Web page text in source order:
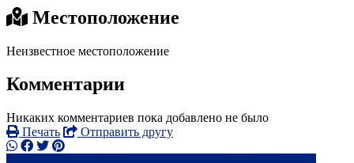
Местоположение
Неизвестное местоположение
Комментарии
Никаких комментариев пока добавлено не было
Печать
Отправить другу